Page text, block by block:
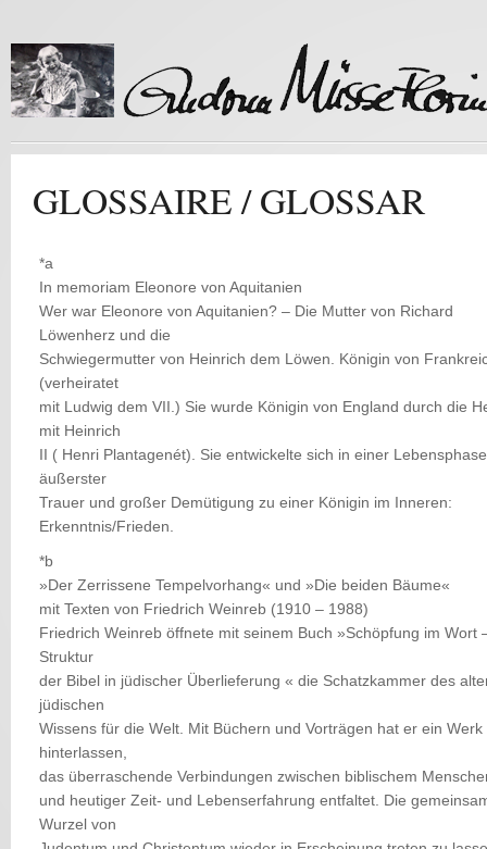
GLOSSAIRE / GLOSSAR
*a
In memoriam Eleonore von Aquitanien
Wer war Eleonore von Aquitanien? – Die Mutter von Richard
Löwenherz und die
Schwiegermutter von Heinrich dem Löwen. Königin von
(verheiratet
mit Ludwig dem VII.) Sie wurde Königin von England durch die
mit Heinrich
II ( Henri Plantagenét). Sie entwickelte sich in einer Lebensphase
äußerster
Trauer und großer Demütigung zu einer Königin im Inneren:
Erkenntnis/Frieden.
*b
»Der Zerrissene Tempelvorhang« und »Die beiden Bäume«
mit Texten von Friedrich Weinreb (1910 – 1988)
Friedrich Weinreb öffnete mit seinem Buch »Schöpfung im Wort
Struktur
der Bibel in jüdischer Überlieferung « die Schatzkammer des
jüdischen
Wissens für die Welt. Mit Büchern und Vorträgen hat er ein Werk
hinterlassen,
das überraschende Verbindungen zwischen biblischem
und heutiger Zeit- und Lebenserfahrung entfaltet. Die
Wurzel von